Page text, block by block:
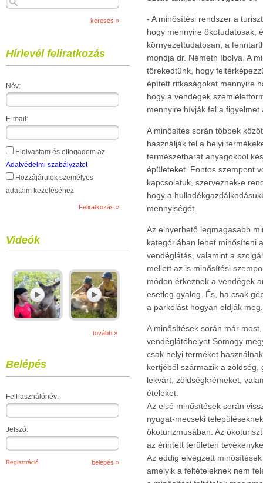
Hírlevél feliratkozás
Név:
E-mail:
Elolvastam és elfogadom az
Adatvédelmi szabályzatot
Hozzájárulok személyes
adataim kezeléséhez
Videók
tovább »
Belépés
Felhasználónév:
Jelszó:
Regisztráció
- A minősítési rendszer a
hogy mennyire ökotudatosak,
környezettudatosan, a
mondja dr. Németh Ibolya. A
törekedtünk, hogy
épített ritkaságokat mennyire
hogy a vendégek
mennyire hívják fel a
A minősítés során többek
használják fel a helyi
természetbarát anyagokból
épületeket. Fontos szempont
kapcsolatuk, szerveznek-e
hogy a
mennyiségét.
Az elnyerhető legmagasabb
kategóriában lehet minősíteni
vendéglátás, valamint a
mellett az is minősítési
módon érkeznek a vendégek
esetleg gyalog. És, ha csak
a parkolást hogyan oldják meg.
A minősítések során már
vendéglátóhelyet Somogy
csak helyi terméket
kertjéből származik a
lekvárt, zöldségkrémeket,
ételeket.
Az első minősítések során
nyugat-mecseki
ökoturizmusában. Az
az érintett területen
Az eddig elvégzett
amelyik a feltételeknek nem